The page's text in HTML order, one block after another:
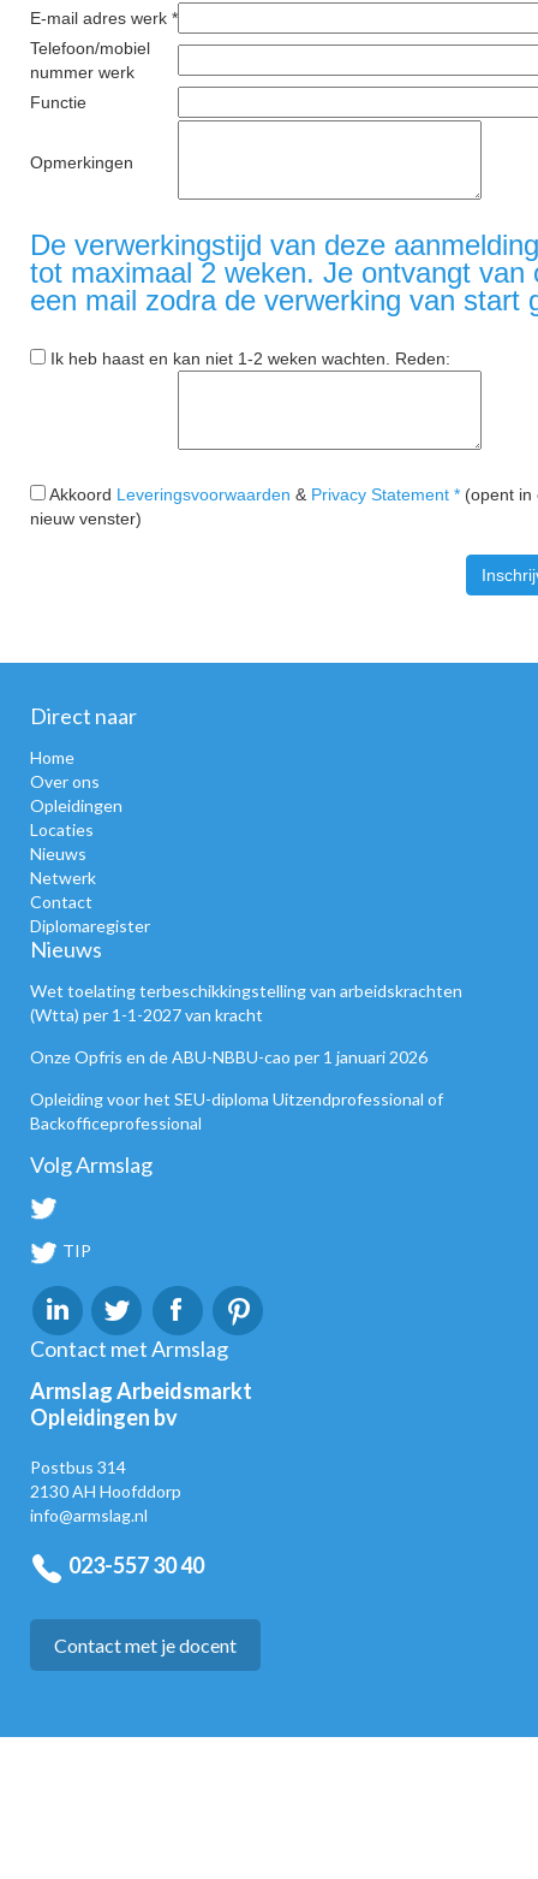
E-mail adres werk *
Telefoon/mobiel
nummer werk
Functie
Opmerkingen
De verwerkingstijd van deze
tot maximaal 2 weken. Je ontvangt van
een mail zodra de verwerking van start
Ik heb haast en kan niet 1-2 weken wachten. Reden:
Akkoord Leveringsvoorwaarden & Privacy Statement * (opent in
nieuw venster)
Direct naar
Home
Over ons
Opleidingen
Locaties
Nieuws
Netwerk
Contact
Diplomaregister
Nieuws
Wet toelating terbeschikkingstelling van arbeidskrachten
(Wtta) per 1-1-2027 van kracht
Onze Opfris en de ABU-NBBU-cao per 1 januari 2026
Opleiding voor het SEU-diploma Uitzendprofessional of
Backofficeprofessional
Volg Armslag
TIP
Contact met Armslag
Armslag Arbeidsmarkt
Opleidingen bv
Postbus 314
2130 AH Hoofddorp
info@armslag.nl
023-557 30 40
Contact met je docent